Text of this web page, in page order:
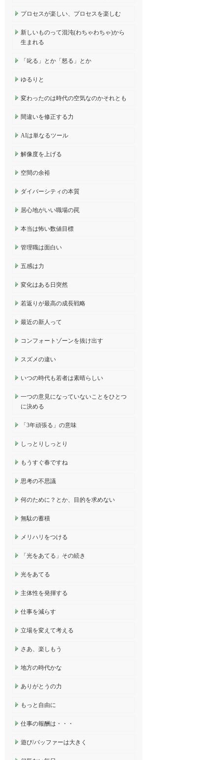
プロセスが楽しい、プロセスを楽しむ
新しいものって混沌(わちゃわちゃ)から
生まれる
「叱る」とか「怒る」とか
ゆるりと
変わったのは時代の空気なのかそれとも
間違いを修正する力
AIは単なるツール
解像度を上げる
空間の余裕
ダイバーシティの本質
居心地がいい職場の罠
本当は怖い数値目標
管理職は面白い
五感は力
変化はある日突然
若返りが最高の成長戦略
最近の新人って
コンフォートゾーンを抜け出す
スズメの違い
いつの時代も若者は素晴らしい
一つの意見になっていないことをひとつ
に決める
「3年頑張る」の意味
しっとりしっとり
もうすぐ春ですね
思考の不思議
何のために？とか、目的を求めない
無駄の蓄積
メリハリをつける
「光をあてる」その続き
光をあてる
主体性を発揮する
仕事を減らす
立場を変えて考える
さあ、楽しもう
地方の時代かな
ありがとうの力
もっと自由に
仕事の報酬は・・・
遊び/バッファーは大きく